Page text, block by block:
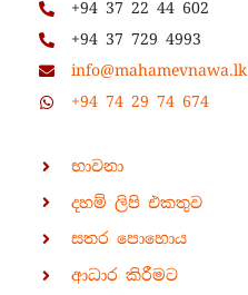
+94 37 22 44 602
+94 37 729 4993
info@mahamevnawa.lk
+94 74 29 74 674
භාවනා
දහම් ලිපි එකතුව
සතර පොහොය
ආධාර කිරීමට